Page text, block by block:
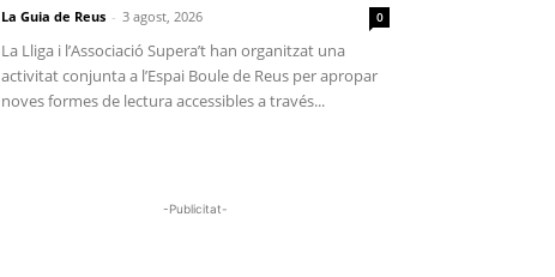
La Guia de Reus - 3 agost, 2026 0
La Lliga i l’Associació Supera’t han organitzat una
activitat conjunta a l’Espai Boule de Reus per apropar
noves formes de lectura accessibles a través...
-Publicitat-